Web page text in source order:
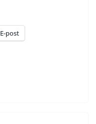
E-post